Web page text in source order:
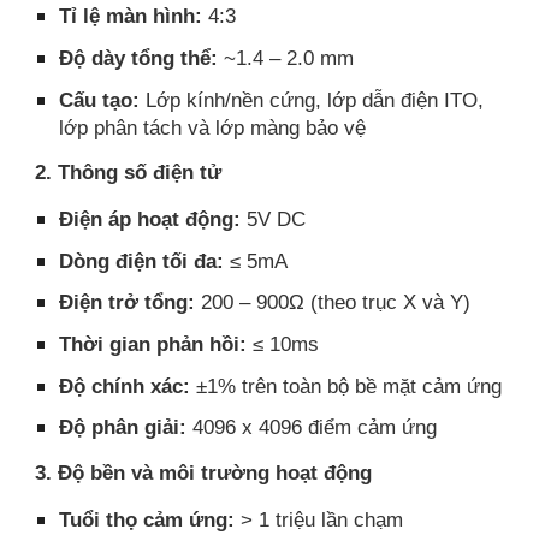
Tỉ lệ màn hình: 4:3
Độ dày tổng thể: ~1.4 – 2.0 mm
Cấu tạo: Lớp kính/nền cứng, lớp dẫn điện ITO,
lớp phân tách và lớp màng bảo vệ
2. Thông số điện tử
Điện áp hoạt động: 5V DC
Dòng điện tối đa: ≤ 5mA
Điện trở tổng: 200 – 900Ω (theo trục X và Y)
Thời gian phản hồi: ≤ 10ms
Độ chính xác: ±1% trên toàn bộ bề mặt cảm ứng
Độ phân giải: 4096 x 4096 điểm cảm ứng
3. Độ bền và môi trường hoạt động
Tuổi thọ cảm ứng: > 1 triệu lần chạm